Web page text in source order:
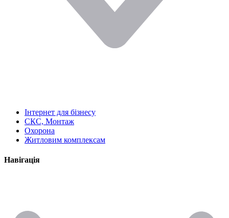
Інтернет для бізнесу
СКС, Монтаж
Охорона
Житловим комплексам
Навігація